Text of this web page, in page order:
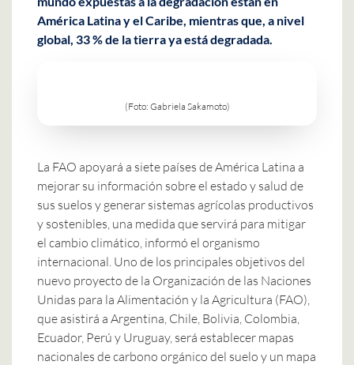
América Latina y el Caribe, mientras que, a nivel
global, 33 % de la tierra ya está degradada.
(Foto: Gabriela Sakamoto)
La FAO apoyará a siete países de América Latina a
mejorar su información sobre el estado y salud de
sus suelos y generar sistemas agrícolas productivos
y sostenibles, una medida que servirá para mitigar
el cambio climático, informó el organismo
internacional. Uno de los principales objetivos del
nuevo proyecto de la Organización de las Naciones
Unidas para la Alimentación y la Agricultura (FAO),
que asistirá a Argentina, Chile, Bolivia, Colombia,
Ecuador, Perú y Uruguay, será establecer mapas
nacionales de carbono orgánico del suelo y un mapa